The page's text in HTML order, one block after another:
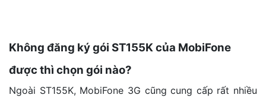
Không đăng ký gói ST155K của MobiFone
được thì chọn gói nào?
Ngoài ST155K, MobiFone 3G cũng cung cấp rất nhiều